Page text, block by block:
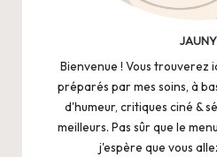
JAUNY
Bienvenue ! Vous trouverez
préparés par mes soins, à
d'humeur, critiques ciné &
meilleurs. Pas sûr que le
j'espère que vous